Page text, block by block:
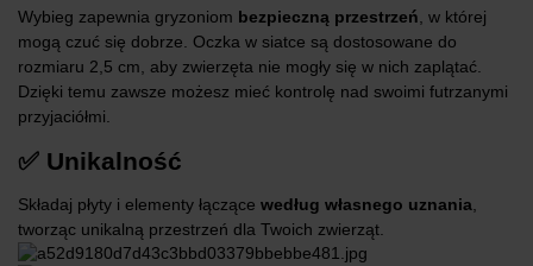
Wybieg zapewnia gryzoniom bezpieczną przestrzeń , w której
mogą czuć się dobrze. Oczka w siatce są dostosowane do
rozmiaru 2,5 cm, aby zwierzęta nie mogły się w nich zaplątać.
Dzięki temu zawsze możesz mieć kontrolę nad swoimi futrzanymi
przyjaciółmi.
✅ Unikalność
Składaj płyty i elementy łączące według własnego uznania,
tworząc unikalną przestrzeń dla Twoich zwierząt.